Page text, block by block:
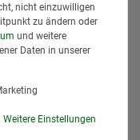
und
bei vielen
Sofortbezahlung
Deutschlands.
kein anders
nicht einzuwilligen
zu ändern oder
und weitere
Daten in unserer
Weitere Einstellungen